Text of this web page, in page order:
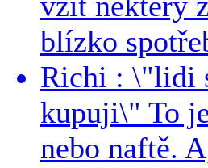
blízko
Richi : \"lidi
kupuji\" To
nebo naftě.